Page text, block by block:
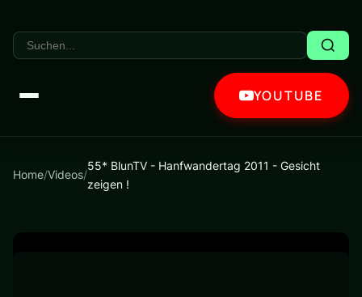
YOUTUBE
Home/Videos/
55* BlunTV - Hanfwandertag 2011 - Gesicht
zeigen !